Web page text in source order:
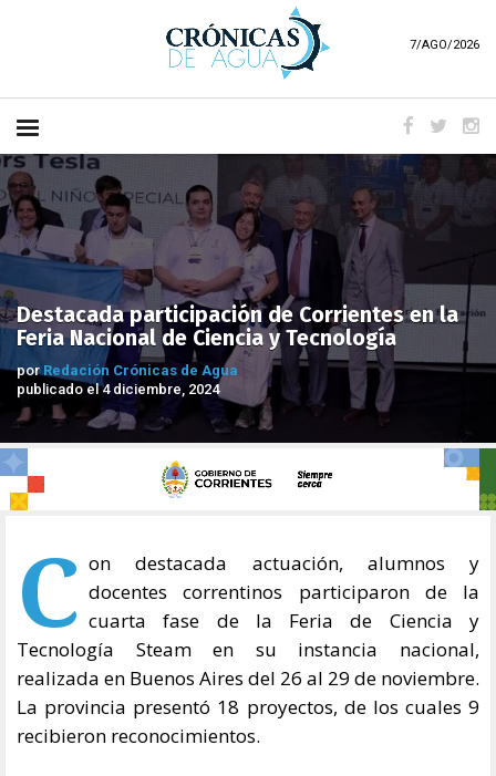
7/AGO/2026
Destacada participación de Corrientes en la
Feria Nacional de Ciencia y Tecnología
porRedación Crónicas de Agua
publicado el 4 diciembre, 2024
C on destacada actuación, alumnos y
docentes correntinos participaron de la
cuarta fase de la Feria de Ciencia y
Tecnología Steam en su instancia nacional,
realizada en Buenos Aires del 26 al 29 de noviembre.
La provincia presentó 18 proyectos, de los cuales 9
recibieron reconocimientos.